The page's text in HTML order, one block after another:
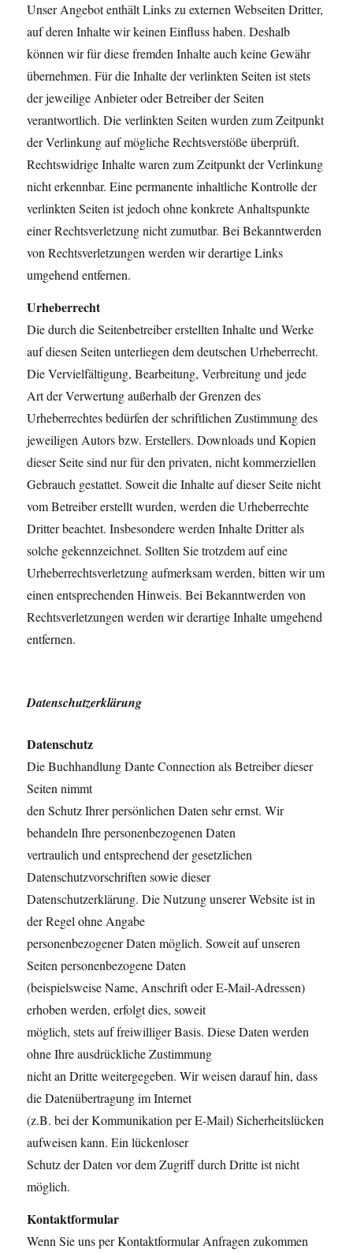
Unser Angebot enthält Links zu externen Webseiten Dritter,
auf deren Inhalte wir keinen Einfluss haben. Deshalb
können wir für diese fremden Inhalte auch keine Gewähr
übernehmen. Für die Inhalte der verlinkten Seiten ist stets
der jeweilige Anbieter oder Betreiber der Seiten
verantwortlich. Die verlinkten Seiten wurden zum Zeitpunkt
der Verlinkung auf mögliche Rechtsverstöße überprüft.
Rechtswidrige Inhalte waren zum Zeitpunkt der Verlinkung
nicht erkennbar. Eine permanente inhaltliche Kontrolle der
verlinkten Seiten ist jedoch ohne konkrete Anhaltspunkte
einer Rechtsverletzung nicht zumutbar. Bei Bekanntwerden
von Rechtsverletzungen werden wir derartige Links
umgehend entfernen.
Urheberrecht
Die durch die Seitenbetreiber erstellten Inhalte und Werke
auf diesen Seiten unterliegen dem deutschen Urheberrecht.
Die Vervielfältigung, Bearbeitung, Verbreitung und jede
Art der Verwertung außerhalb der Grenzen des
Urheberrechtes bedürfen der schriftlichen Zustimmung des
jeweiligen Autors bzw. Erstellers. Downloads und Kopien
dieser Seite sind nur für den privaten, nicht kommerziellen
Gebrauch gestattet. Soweit die Inhalte auf dieser Seite nicht
vom Betreiber erstellt wurden, werden die Urheberrechte
Dritter beachtet. Insbesondere werden Inhalte Dritter als
solche gekennzeichnet. Sollten Sie trotzdem auf eine
Urheberrechtsverletzung aufmerksam werden, bitten wir um
einen entsprechenden Hinweis. Bei Bekanntwerden von
Rechtsverletzungen werden wir derartige Inhalte umgehend
entfernen.
Datenschutzerklärung
Datenschutz
Die Buchhandlung Dante Connection als Betreiber dieser
Seiten nimmt
den Schutz Ihrer persönlichen Daten sehr ernst. Wir
behandeln Ihre personenbezogenen Daten
vertraulich und entsprechend der gesetzlichen
Datenschutzvorschriften sowie dieser
Datenschutzerklärung. Die Nutzung unserer Website ist in
der Regel ohne Angabe
personenbezogener Daten möglich. Soweit auf unseren
Seiten personenbezogene Daten
(beispielsweise Name, Anschrift oder E-Mail-Adressen)
erhoben werden, erfolgt dies, soweit
möglich, stets auf freiwilliger Basis. Diese Daten werden
ohne Ihre ausdrückliche Zustimmung
nicht an Dritte weitergegeben. Wir weisen darauf hin, dass
die Datenübertragung im Internet
(z.B. bei der Kommunikation per E-Mail) Sicherheitslücken
aufweisen kann. Ein lückenloser
Schutz der Daten vor dem Zugriff durch Dritte ist nicht
möglich.
Kontaktformular
Wenn Sie uns per Kontaktformular Anfragen zukommen